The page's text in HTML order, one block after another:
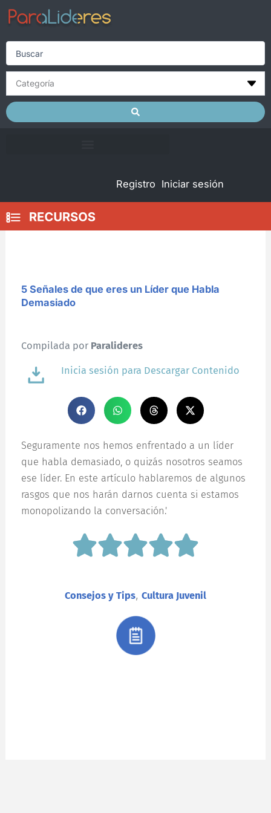
Skip
content
Search
Registro Iniciar sesión
5 Señales de que eres un Líder que Habla
Demasiado
Compilada por Paralideres
Inicia sesión para Descargar Contenido
Seguramente nos hemos enfrentado a un líder
que habla demasiado, o quizás nosotros seamos
ese líder. En este artículo hablaremos de algunos
rasgos que nos harán darnos cuenta si estamos
monopolizando la conversación.'
Consejos y Tips, Cultura Juvenil